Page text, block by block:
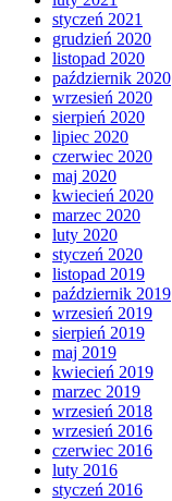
styczeń 2021
grudzień 2020
listopad 2020
październik 2020
wrzesień 2020
sierpień 2020
lipiec 2020
czerwiec 2020
maj 2020
kwiecień 2020
marzec 2020
luty 2020
styczeń 2020
listopad 2019
październik 2019
wrzesień 2019
sierpień 2019
maj 2019
kwiecień 2019
marzec 2019
wrzesień 2018
wrzesień 2016
czerwiec 2016
luty 2016
styczeń 2016